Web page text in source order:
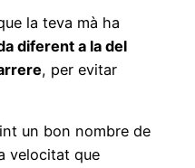
la teva mà ha
diferent a la del
, per evitar
un bon nombre de
velocitat que